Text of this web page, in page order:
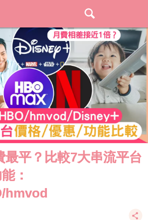
平？比較7大串流平台
：
hmvod